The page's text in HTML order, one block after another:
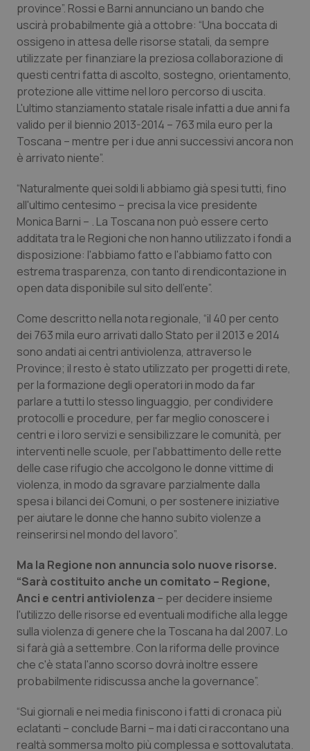
Sicilia
Toscana
Umbria
Valle D’Aosta
Neuroscienze & patologie neurodegenerative
Obesità
Oftalmologia
Oncodermatologia
Oncologia & Nutrizione
Psoriasi & pelle
Quotidiano Cardiologia
Quotidiano Chirurgia
Quotidiano Oncologia
Quotidiano Pediatria
Rene & patologie urogenitali
Salute orale & impianti
Sangue & coagulazione
Tiroide
Tumore al seno
Tumore ovarico
Tumori del Polmone & Testa Collo
Tumori gastrointestinali
Ulcera & Reflusso
Vaccini
province”. Rossi e Barni annunciano un bando che
uscirà probabilmente già a ottobre: “Una boccata di
ossigeno in attesa delle risorse statali, da sempre
utilizzate per finanziare la preziosa collaborazione di
questi centri fatta di ascolto, sostegno, orientamento,
protezione alle vittime nel loro percorso di uscita.
L'ultimo stanziamento statale risale infatti a due anni fa
valido per il biennio 2013-2014 – 763 mila euro per la
Toscana – mentre per i due anni successivi ancora non
è arrivato niente”.
“Naturalmente quei soldi li abbiamo già spesi tutti, fino
all'ultimo centesimo – precisa la vice presidente
Monica Barni – . La Toscana non può essere certo
additata tra le Regioni che non hanno utilizzato i fondi a
disposizione: l'abbiamo fatto e l'abbiamo fatto con
estrema trasparenza, con tanto di rendicontazione in
open data disponibile sul sito dell'ente”.
Come descritto nella nota regionale, “il 40 per cento
dei 763 mila euro arrivati dallo Stato per il 2013 e 2014
sono andati ai centri antiviolenza, attraverso le
Province; il resto è stato utilizzato per progetti di rete,
per la formazione degli operatori in modo da far
parlare a tutti lo stesso linguaggio, per condividere
protocolli e procedure, per far meglio conoscere i
centri e i loro servizi e sensibilizzare le comunità, per
interventi nelle scuole, per l'abbattimento delle rette
delle case rifugio che accolgono le donne vittime di
violenza, in modo da sgravare parzialmente dalla
spesa i bilanci dei Comuni, o per sostenere iniziative
per aiutare le donne che hanno subito violenze a
reinserirsi nel mondo del lavoro”.
Ma la Regione non annuncia solo nuove risorse.
“Sarà costituito anche un comitato – Regione,
Anci e centri antiviolenza – per decidere insieme
l'utilizzo delle risorse ed eventuali modifiche alla legge
sulla violenza di genere che la Toscana ha dal 2007. Lo
si farà già a settembre. Con la riforma delle province
che c'è stata l'anno scorso dovrà inoltre essere
probabilmente ridiscussa anche la governance”.
“Sui giornali e nei media finiscono i fatti di cronaca più
eclatanti – conclude Barni – ma i dati ci raccontano una
realtà sommersa molto più complessa e sottovalutata.